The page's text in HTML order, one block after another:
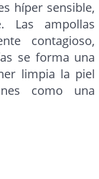
híper sensible,
Las ampollas
contagioso,
se forma una
limpia la piel
como una